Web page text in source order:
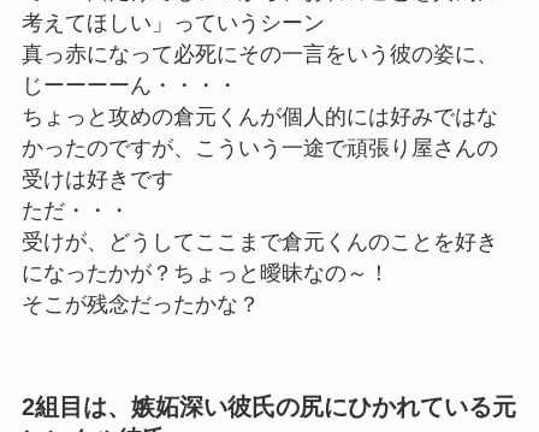
考えてほしい」っていうシーン
真っ赤になって必死にその一言をいう彼の姿に、
じーーーーん・・・・
ちょっと攻めの倉元くんが個人的には好みではな
かったのですが、こういう一途で頑張り屋さんの
受けは好きです
ただ・・・
受けが、どうしてここまで倉元くんのことを好き
になったかが？ちょっと曖昧なの～！
そこが残念だったかな？
2組目は、嫉妬深い彼氏の尻にひかれている元